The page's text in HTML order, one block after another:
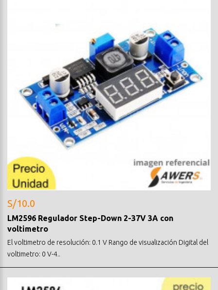
S/10.0
LM2596 Regulador Step-Down 2-37V 3A con
voltimetro
El voltimetro de resolución: 0.1 V Rango de visualización Digital del
voltimetro: 0 V-4..